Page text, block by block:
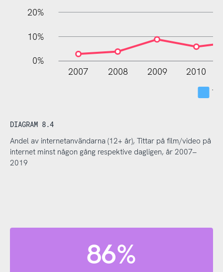
20%
10%
0%
2007 2008 2009 2010
DIAGRAM 8.4
Andel av internetanvändarna (12+ år), Tittar på film/video på
internet minst någon gång respektive dagligen, år 2007–
2019
86%